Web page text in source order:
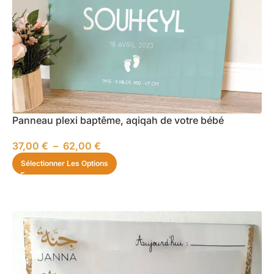
Panneau plexi baptême, aqiqah de votre bébé
37,00 € – 62,00 €
Sélectionner Les Options